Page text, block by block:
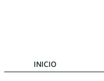
INICIO